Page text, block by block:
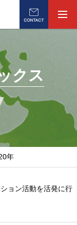
クス
年
ョン活動を活発に行